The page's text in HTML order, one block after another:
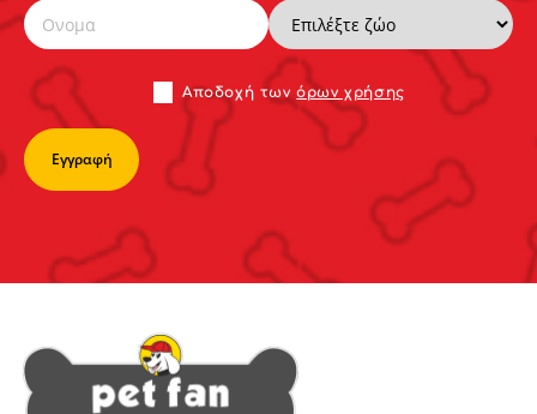
Αποδoχή τωνόρων χρήσης